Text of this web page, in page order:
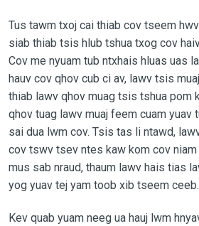
Tus tawm txoj cai thiab cov tseem
siab thiab tsis hlub tshua txog cov
Cov me nyuam tub ntxhais hluas uas
hauv cov qhov cub ci av, lawv tsis
thiab lawv qhov muag tsis tshua pom
qhov tuag lawv muaj feem cuam yuav
sai dua lwm cov. Tsis tas li ntawd,
cov tswv tsev ntes kaw kom cov
mus sab nraud, thaum lawv hais tias
yog yuav tej yam toob xib tseem ceeb.
Kev quab yuam neeg ua hauj lwm